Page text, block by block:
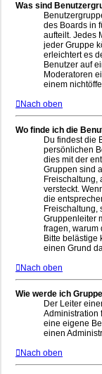
Was sind
des Boards in
aufteilt. Jedes
jeder Gruppe
erleichtert es
Benutzer auf
Moderatoren
einem
Nach oben
Wo finde ich die
Du findest die
persönlichen
dies mit der
Gruppen sind
Freischaltung,
versteckt.
die
Freischaltung,
Gruppenleiter
fragen, warum
Bitte belästige
einen Grund
Nach oben
Wie werde ich
Der Leiter
Administration
eine eigene
einen
Nach oben